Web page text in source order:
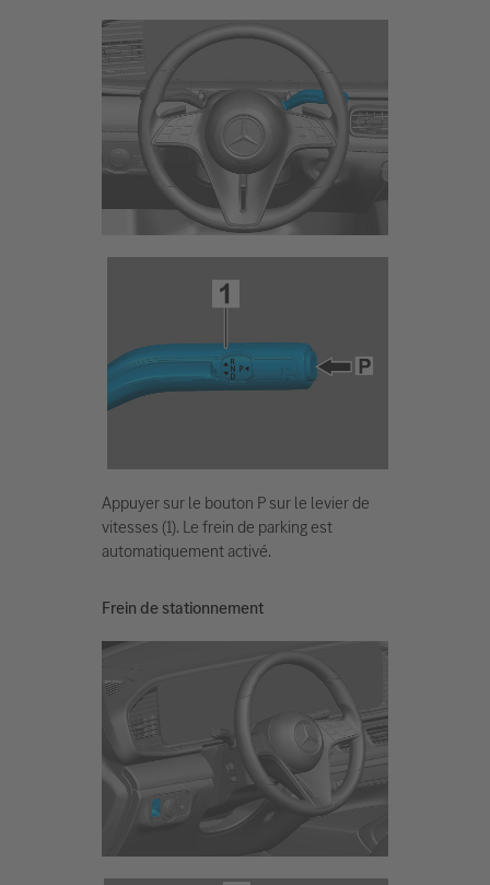
Appuyer sur le bouton P sur le levier de
vitesses (1). Le frein de parking est
automatiquement activé.
Frein de stationnement